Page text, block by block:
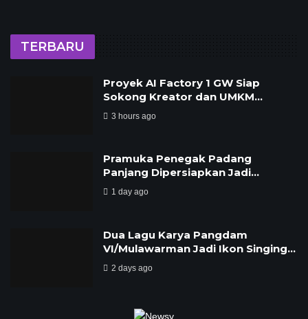
TERBARU
Proyek AI Factory 1 GW Siap
Sokong Kreator dan UMKM…
3 hours ago
Pramuka Penegak Padang
Panjang Dipersiapkan Jadi…
1 day ago
Dua Lagu Karya Pangdam
VI/Mulawarman Jadi Ikon Singing…
2 days ago